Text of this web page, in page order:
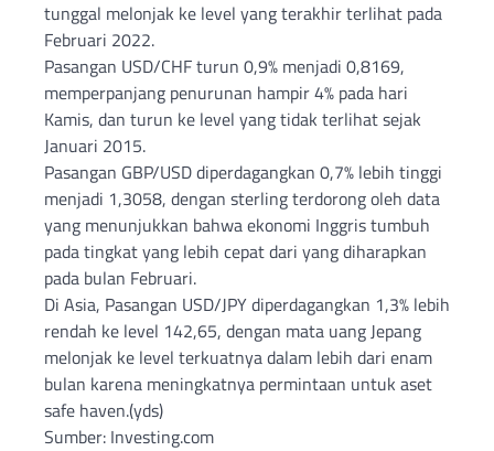
tunggal melonjak ke level yang terakhir terlihat pada
Februari 2022.
Pasangan USD/CHF turun 0,9% menjadi 0,8169,
memperpanjang penurunan hampir 4% pada hari
Kamis, dan turun ke level yang tidak terlihat sejak
Januari 2015.
Pasangan GBP/USD diperdagangkan 0,7% lebih tinggi
menjadi 1,3058, dengan sterling terdorong oleh data
yang menunjukkan bahwa ekonomi Inggris tumbuh
pada tingkat yang lebih cepat dari yang diharapkan
pada bulan Februari.
Di Asia, Pasangan USD/JPY diperdagangkan 1,3% lebih
rendah ke level 142,65, dengan mata uang Jepang
melonjak ke level terkuatnya dalam lebih dari enam
bulan karena meningkatnya permintaan untuk aset
safe haven.(yds)
Sumber: Investing.com